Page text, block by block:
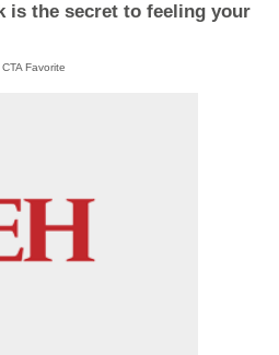
is the secret to feeling your
CTA Favorite